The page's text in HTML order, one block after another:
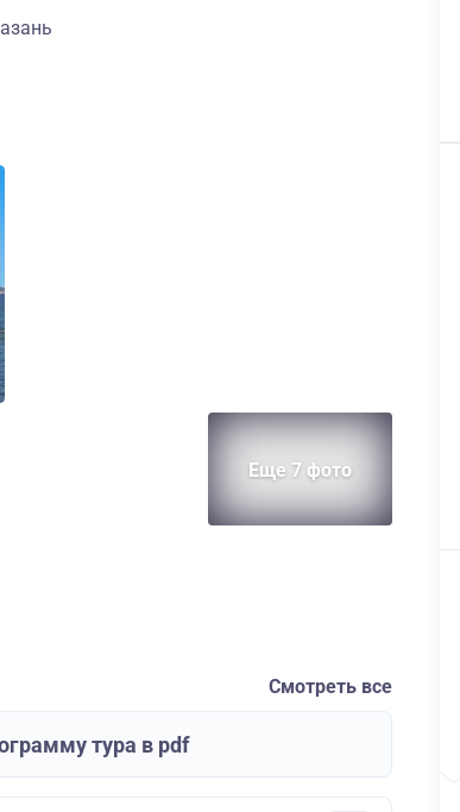
Еще 7 фото
Смотреть все
тура в pdf